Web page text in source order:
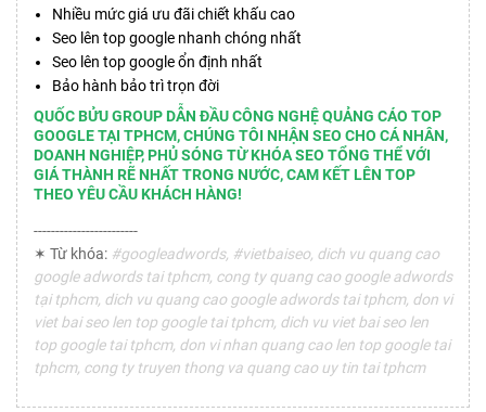
Nhiều mức giá ưu đãi chiết khấu cao
Seo lên top google nhanh chóng nhất
Seo lên top google ổn định nhất
Bảo hành bảo trì trọn đời
QUỐC BỬU GROUP DẪN ĐẦU CÔNG NGHỆ QUẢNG CÁO TOP
GOOGLE TẠI TPHCM, CHÚNG TÔI NHẬN SEO CHO CÁ NHÂN,
DOANH NGHIỆP, PHỦ SÓNG TỪ KHÓA SEO TỔNG THỂ VỚI
GIÁ THÀNH RẼ NHẤT TRONG NƯỚC, CAM KẾT LÊN TOP
THEO YÊU CẦU KHÁCH HÀNG!
------------------------
✶ Từ khóa: #googleadwords, #vietbaiseo, dich vu quang cao
google adwords tai tphcm, cong ty quang cao google adwords
tại tphcm, dich vu quang cao google adwords tai tphcm, don vi
viet bai seo len top google tai tphcm, dich vu viet bai seo len
top google tai tphcm, don vi nhan quang cao len top google tai
tphcm, cong ty truyen thong va quang cao uy tin tai tphcm